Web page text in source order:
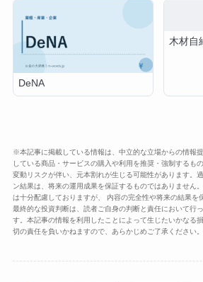
DeNA
木材自
※本記事に掲載している情報は、中立的な立場からの情報
している商品・サービスの購入や利用を推奨・強制するも
変動リスクが伴い、元本割れが生じる可能性があります。
ン結果は、将来の運用成果を保証するものではありません
は十分配慮しておりますが、 内容の完全性や将来の結果を
最終的な投資判断は、読者ご自身の判断と責任において行
す。本記事の情報を利用したことによって生じたいかなる
切の責任を負いかねますので、あらかじめご了承ください。